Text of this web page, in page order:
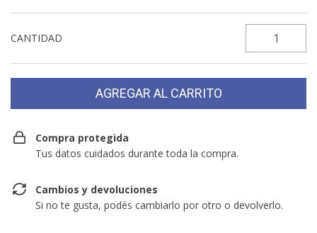
CANTIDAD
Compra protegida
Tus datos cuidados durante toda la compra.
Cambios y devoluciones
Si no te gusta, podés cambiarlo por otro o devolverlo.